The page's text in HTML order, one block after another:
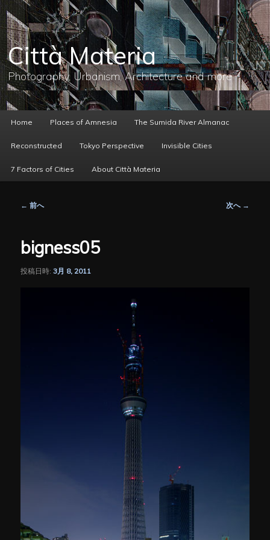
メ
イ
ン
コ
ン
テ
ン
へ
移
動
Città Materia
Photography, Urbanism, Architecture and more
ー
Home Places of Amnesia The Sumida River Almanac
Reconstructed Tokyo Perspective Invisible Cities
7 Factors of Cities About Città Materia
ビ
ゲ
シ
← 前へ 次へ →
bigness05
投稿日時:3月 8, 2011